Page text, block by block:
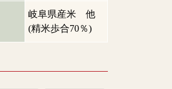
岐阜県産米 他
(精米歩合70％)